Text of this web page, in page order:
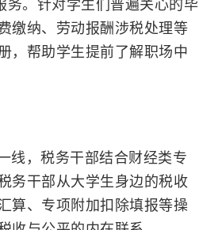
务。针对学生们普遍关心的毕
缴纳、劳动报酬涉税处理等
，帮助学生提前了解职场中
线，税务干部结合财经类专
务干部从大学生身边的税收
算、专项附加扣除填报等操